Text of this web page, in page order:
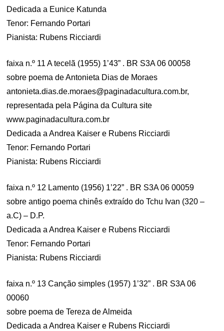
Dedicada a Eunice Katunda
Tenor: Fernando Portari
Pianista: Rubens Ricciardi
faixa n.º 11 A tecelã (1955) 1’43” . BR S3A 06 00058
sobre poema de Antonieta Dias de Moraes
antonieta.dias.de.moraes@paginadacultura.com.br,
representada pela Página da Cultura site
www.paginadacultura.com.br
Dedicada a Andrea Kaiser e Rubens Ricciardi
Tenor: Fernando Portari
Pianista: Rubens Ricciardi
faixa n.º 12 Lamento (1956) 1’22” . BR S3A 06 00059
sobre antigo poema chinês extraído do Tchu Ivan (320 –
a.C) – D.P.
Dedicada a Andrea Kaiser e Rubens Ricciardi
Tenor: Fernando Portari
Pianista: Rubens Ricciardi
faixa n.º 13 Canção simples (1957) 1’32” . BR S3A 06
00060
sobre poema de Tereza de Almeida
Dedicada a Andrea Kaiser e Rubens Ricciardi